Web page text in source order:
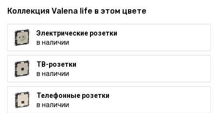
Коллекция Valena life в этом цвете
Электрические розетки
в наличии
ТВ-розетки
в наличии
Телефонные розетки
в наличии